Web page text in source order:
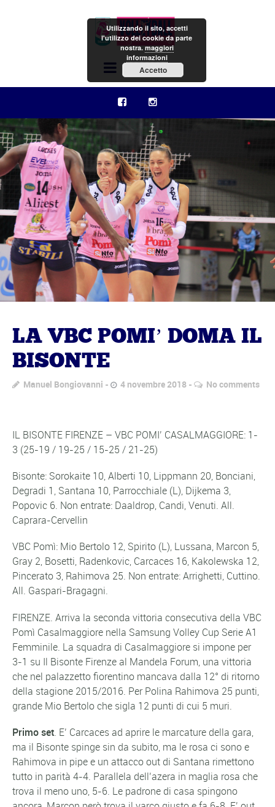
Menu
LA VBC POMI’ DOMA IL
BISONTE
Manuel Bongiovanni 4 novembre 2018 No comments
IL BISONTE FIRENZE – VBC POMI’ CASALMAGGIORE: 1-
3 (25-19 / 19-25 / 15-25 / 21-25)
Bisonte: Sorokaite 10, Alberti 10, Lippmann 20, Bonciani,
Degradi 1, Santana 10, Parrocchiale (L), Dijkema 3,
Popovic 6. Non entrate: Daaldrop, Candi, Venuti. All.
Caprara-Cervellin
VBC Pomì: Mio Bertolo 12, Spirito (L), Lussana, Marcon 5,
Gray 2, Bosetti, Radenkovic, Carcaces 16, Kakolewska 12,
Pincerato 3, Rahimova 25. Non entrate: Arrighetti, Cuttino.
All. Gaspari-Bragagni.
FIRENZE. Arriva la seconda vittoria consecutiva della VBC
Pomì Casalmaggiore nella Samsung Volley Cup Serie A1
Femminile. La squadra di Casalmaggiore si impone per
3-1 su Il Bisonte Firenze al Mandela Forum, una vittoria
che nel palazzetto fiorentino mancava dalla 12° di ritorno
della stagione 2015/2016. Per Polina Rahimova 25 punti,
grande Mio Bertolo che sigla 12 punti di cui 5 muri.
Primo set. E’ Carcaces ad aprire le marcature della gara,
ma il Bisonte spinge sin da subito, ma le rosa ci sono e
Rahimova in pipe e un attacco out di Santana rimettono
tutto in parità 4-4. Parallela dell’azera in maglia rosa che
trova il meno uno, 5-6. Le padrone di casa spingono
Utilizzando il sito, accetti
l'utilizzo dei cookie da parte
nostra.maggiori
informazioni
Accetto